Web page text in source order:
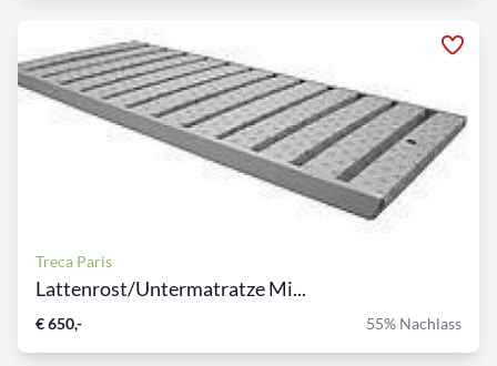
Treca Paris
Lattenrost/Untermatratze Mi...
€ 650,- 55% Nachlass